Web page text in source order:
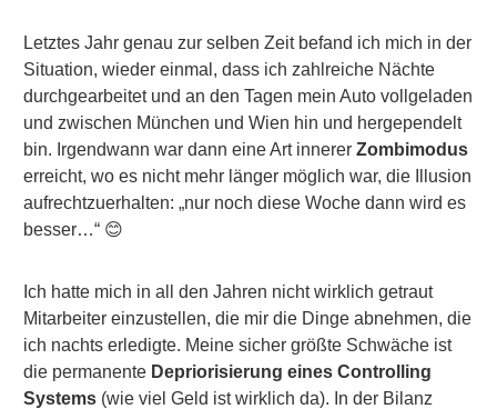
Letztes Jahr genau zur selben Zeit befand ich mich in der
Situation, wieder einmal, dass ich zahlreiche Nächte
durchgearbeitet und an den Tagen mein Auto vollgeladen
und zwischen München und Wien hin und hergependelt
bin. Irgendwann war dann eine Art innerer Zombimodus
erreicht, wo es nicht mehr länger möglich war, die Illusion
aufrechtzuerhalten: „nur noch diese Woche dann wird es
besser…“ 😊
Ich hatte mich in all den Jahren nicht wirklich getraut
Mitarbeiter einzustellen, die mir die Dinge abnehmen, die
ich nachts erledigte. Meine sicher größte Schwäche ist
die permanente Depriorisierung eines Controlling
Systems (wie viel Geld ist wirklich da). In der Bilanz